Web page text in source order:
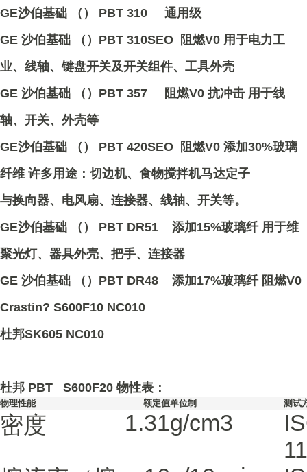
GE沙伯基础 （） PBT 310 通用级
GE 沙伯基础 （）PBT 310SEO 阻燃V0 用于电力工
业、线轴、键盘开关及开关组件、工具外壳
GE 沙伯基础 （）PBT 357 阻燃V0 抗冲击 用于线
轴、开关、外壳等
GE沙伯基础 （） PBT 420SEO 阻燃V0 添加30%玻璃
纤维 许多用途：切边机、食物搅拌机马达定子
与换向器、电风扇、连接器、线轴、开关等。
GE沙伯基础 （） PBT DR51 添加15%玻璃纤 用于维
聚光灯、器具外壳、把手、连接器
GE 沙伯基础 （）PBT DR48 添加17%玻璃纤 阻燃V0
Crastin? S600F10 NC010
杜邦SK605 NC010
杜邦 PBT S600F20 物性表：
物理性能 额定值单位制 测试
密度 1.31g/cm3